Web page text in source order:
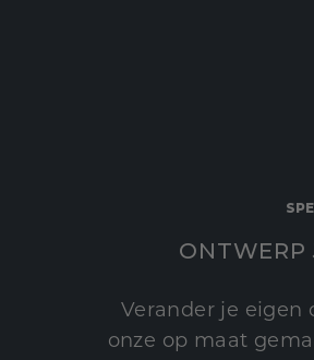
ONTWERP
Verander je
onze op maat